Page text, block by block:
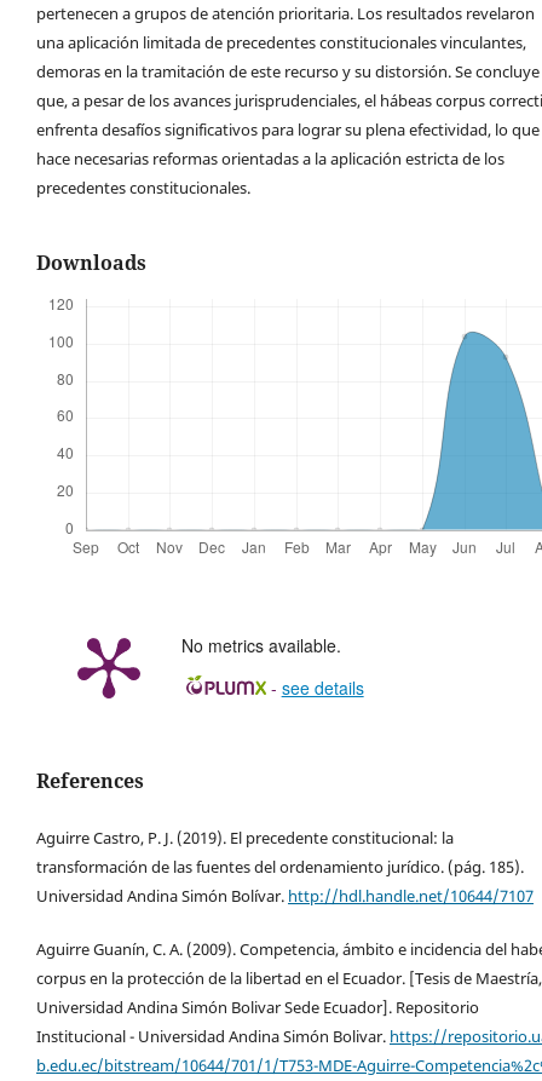
pertenecen a grupos de atención prioritaria. Los resultados revelaron
una aplicación limitada de precedentes constitucionales vinculantes,
demoras en la tramitación de este recurso y su distorsión. Se concluye
que, a pesar de los avances jurisprudenciales, el hábeas corpus
enfrenta desafíos significativos para lograr su plena efectividad, lo que
hace necesarias reformas orientadas a la aplicación estricta de los
precedentes constitucionales.
Downloads
No metrics available.
- see details
References
Aguirre Castro, P. J. (2019). El precedente constitucional: la
transformación de las fuentes del ordenamiento jurídico. (pág. 185).
Universidad Andina Simón Bolívar. http://hdl.handle.net/10644/7107
Aguirre Guanín, C. A. (2009). Competencia, ámbito e incidencia del
corpus en la protección de la libertad en el Ecuador. [Tesis de Maestría,
Universidad Andina Simón Bolivar Sede Ecuador]. Repositorio
Institucional - Universidad Andina Simón Bolivar. https://
b.edu.ec/bitstream/10644/701/1/T753-MDE-Aguirre-